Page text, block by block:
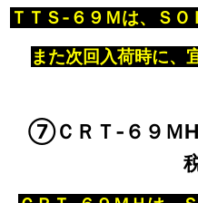
ＴＴＳ‐６９Ｍは、Ｓ
また次回入荷時に、
⑦ＣＲＴ‐６９Ｍ